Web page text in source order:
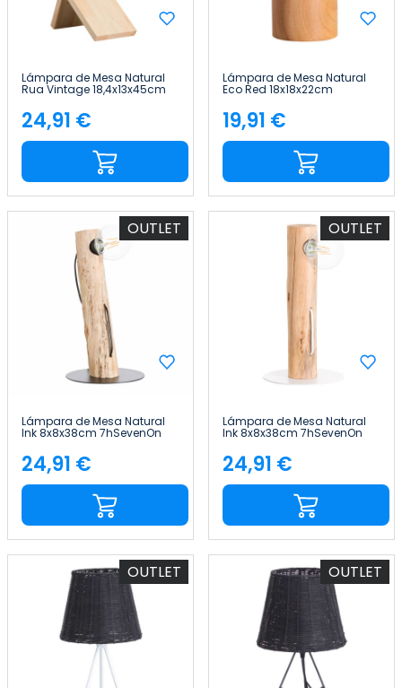
Lámpara de Mesa Natural
Rua Vintage 18,4x13x45cm
Precio
24,91 €
Lámpara de Mesa Natural
Eco Red 18x18x22cm
Precio
19,91 €
OUTLET
Lámpara de Mesa Natural
Ink 8x8x38cm 7hSevenOn
Precio
24,91 €
OUTLET
Lámpara de Mesa Natural
Ink 8x8x38cm 7hSevenOn
Precio
24,91 €
OUTLET OUTLET